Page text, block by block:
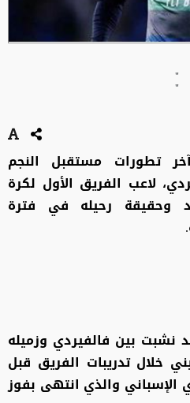
"
"
تطورات مستقبل النجم
لاعب الفريق الأول لكرة
وحقيقة رحيله في فترة
نشبت بين فالفيردي وزميله
خلال تدريبات الفريق قبل
الإسباني والذي انتهى بفوز